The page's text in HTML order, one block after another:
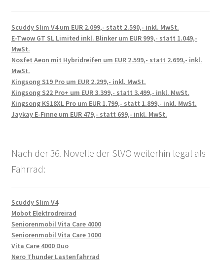
Scuddy Slim V4 um EUR 2.099,- statt 2.590,- inkl. MwSt.
E-Twow GT SL Limited inkl. Blinker um EUR 999,- statt 1.049,-
MwSt.
Nosfet Aeon mit Hybridreifen um EUR 2.599,- statt 2.699,- inkl.
MwSt.
Kingsong S19 Pro um EUR 2.299,- inkl. MwSt.
Kingsong S22 Pro+ um EUR 3.399,- statt 3.499,- inkl. MwSt.
Kingsong KS18XL Pro um EUR 1.799,- statt 1.899,- inkl. MwSt.
Jaykay E-Finne um EUR 479,- statt 699,- inkl. MwSt.
Nach der 36. Novelle der StVO weiterhin legal als
Fahrrad:
Scuddy Slim V4
Mobot Elektrodreirad
Seniorenmobil Vita Care 4000
Seniorenmobil Vita Care 1000
Vita Care 4000 Duo
Nero Thunder Lastenfahrrad